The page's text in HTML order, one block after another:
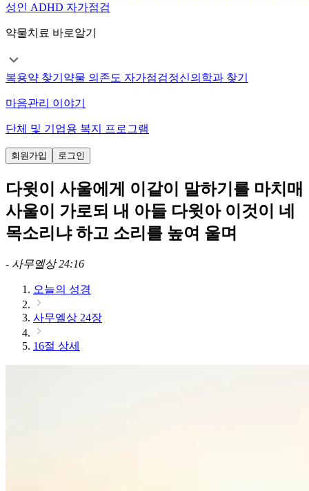
성인 ADHD 자가점검
약물치료 바로알기
복용약 찾기 약물 의존도 자가점검정신의학과 찾기
마음관리 이야기
단체 및 기업용 복지 프로그램
회원가입 로그인
다윗이 사울에게 이같이 말하기를 마치매
사울이 가로되 내 아들 다윗아 이것이 네
목소리냐 하고 소리를 높여 울며
- 사무엘상 24:16
오늘의 성경
사무엘상 24장
16절 상세